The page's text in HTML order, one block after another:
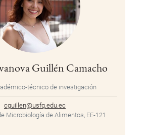
Guillén Camacho
técnico de investigación
cguillen@usfq.edu.ec
Microbiología de Alimentos, EE-121